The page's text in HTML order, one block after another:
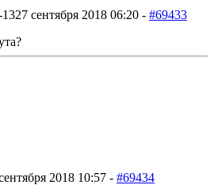
1327 сентября 2018 06:20 - #69433
2018 10:57 - #69434